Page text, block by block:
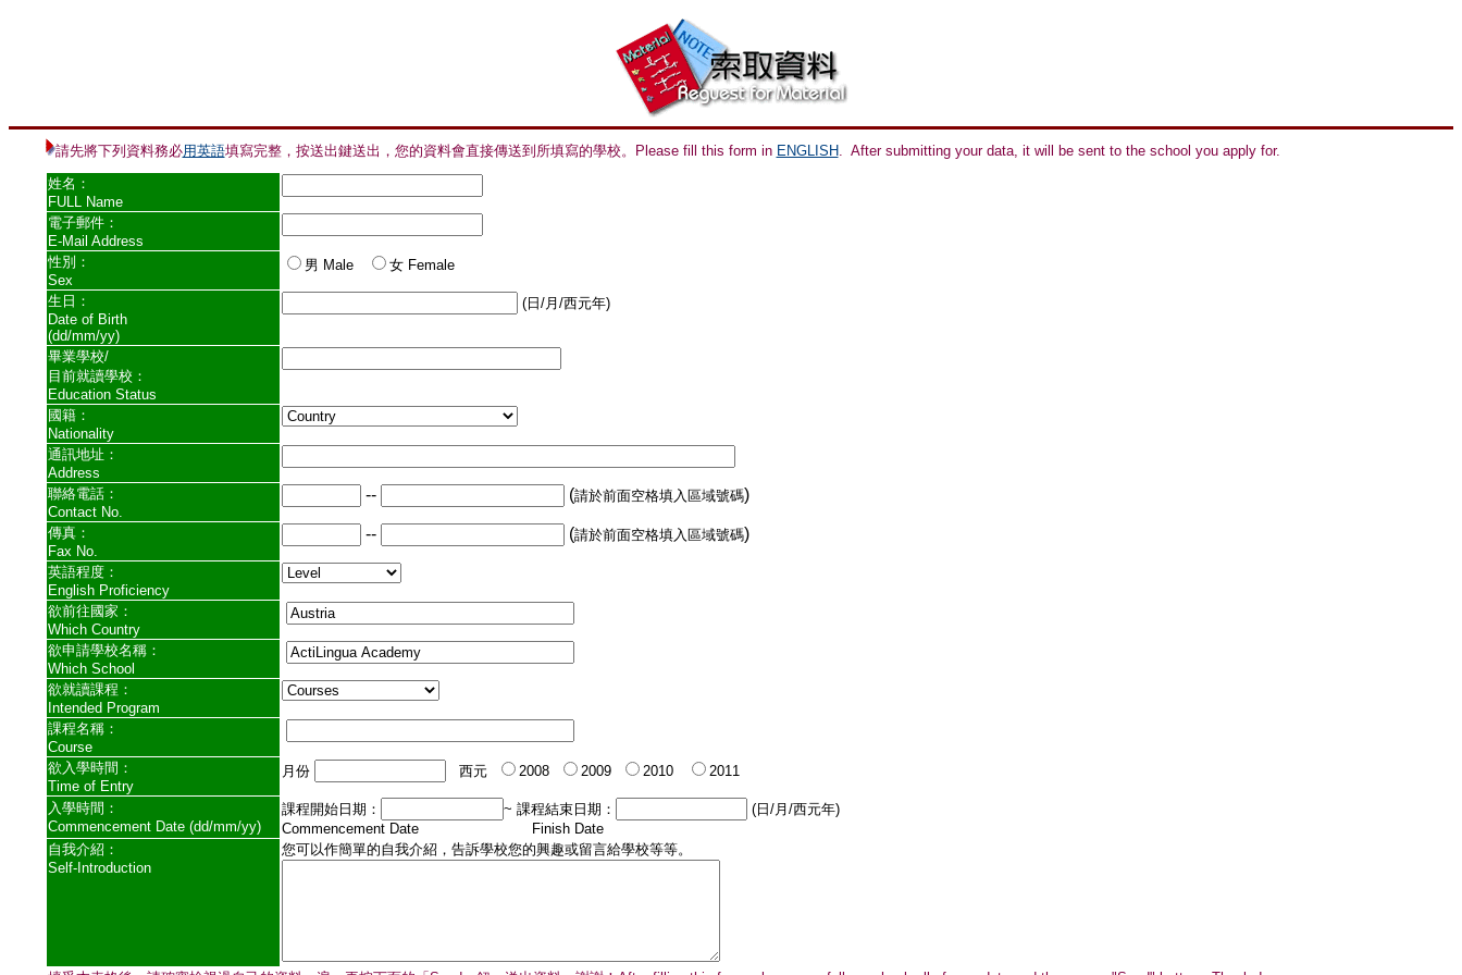
請先將下列資料務必用英語填寫完整，按送出鍵送出，您的資料會直接傳送到所填寫的學校。Please fill this form in ENGLISH. After submitting your data, it will be sent to the school you apply for.
姓名：
FULL Name
電子郵件：
E-Mail Address
性別：
Sex
男 Male 女 Female
生日：
Date of Birth
(dd/mm/yy)
(日/月/西元年)
畢業學校/
目前就讀學校：
Education Status
國籍：
Nationality
通訊地址：
Address
聯絡電話：
Contact No.
-- (請於前面空格填入區域號碼)
傳真：
Fax No.
-- (請於前面空格填入區域號碼)
英語程度：
English Proficiency
欲前往國家：
Which Country
欲申請學校名稱：
Which School
欲就讀課程：
Intended Program
課程名稱：
Course
欲入學時間：
Time of Entry
月份 西元 2008 2009 2010 2011
入學時間：
Commencement Date (dd/mm/yy)
課程開始日期： ~ 課程結束日期：
(日/月/西元年)
Commencement Date Finish Date
自我介紹：
Self-Introduction
您可以作簡單的自我介紹，告訴學校您的興趣或留言給學校等等。